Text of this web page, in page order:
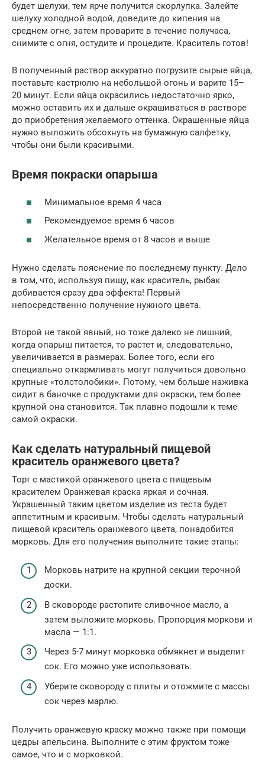
будет шелухи, тем ярче получится скорлупка. Залейте
шелуху холодной водой, доведите до кипения на
среднем огне, затем проварите в течение получаса,
снимите с огня, остудите и процедите. Краситель готов!
В полученный раствор аккуратно погрузите сырые яйца,
поставьте кастрюлю на небольшой огонь и варите 15–
20 минут. Если яйца окрасились недостаточно ярко,
можно оставить их и дальше окрашиваться в растворе
до приобретения желаемого оттенка. Окрашенные яйца
нужно выложить обсохнуть на бумажную салфетку,
чтобы они были красивыми.
Время покраски опарыша
Минимальное время 4 часа
Рекомендуемое время 6 часов
Желательное время от 8 часов и выше
Нужно сделать пояснение по последнему пункту. Дело
в том, что, используя пищу, как краситель, рыбак
добивается сразу два эффекта! Первый
непосредственно получение нужного цвета.
Второй не такой явный, но тоже далеко не лишний,
когда опарыш питается, то растет и, следовательно,
увеличивается в размерах. Более того, если его
специально откармливать могут получиться довольно
крупные «толстолобики». Потому, чем больше наживка
сидит в баночке с продуктами для окраски, тем более
крупной она становится. Так плавно подошли к теме
самой окраски.
Как сделать натуральный пищевой
краситель оранжевого цвета?
Торт с мастикой оранжевого цвета с пищевым
красителем Оранжевая краска яркая и сочная.
Украшенный таким цветом изделие из теста будет
аппетитным и красивым. Чтобы сделать натуральный
пищевой краситель оранжевого цвета, понадобится
морковь. Для его получения выполните такие этапы:
Морковь натрите на крупной секции терочной
доски.
В сковороде растопите сливочное масло, а
затем выложите морковь. Пропорция моркови и
масла — 1:1.
Через 5-7 минут морковка обмякнет и выделит
сок. Его можно уже использовать.
Уберите сковороду с плиты и отожмите с массы
сок через марлю.
Получить оранжевую краску можно также при помощи
цедры апельсина. Выполните с этим фруктом тоже
самое, что и с морковкой.